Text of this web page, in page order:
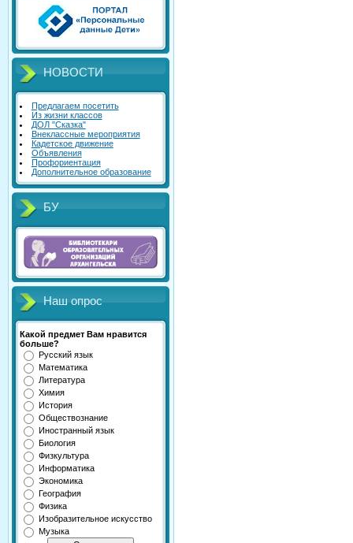
НОВОСТИ
Предлагаем посетить
Из жизни классов
ДОЛ "Сказка"
Внеклассные мероприятия
Кадетское движение
Объявления
Профориентация
Дополнительное образование
БУ
Наш опрос
Какой предмет Вам нравится
больше?
Русский язык
Математика
Литература
Химия
История
Обществознание
Иностранный язык
Биология
Физкультура
Информатика
Экономика
География
Физика
Изобразительное искусство
Музыка